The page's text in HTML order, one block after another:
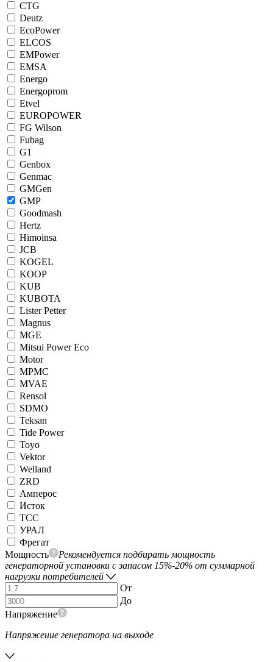
CTG
Deutz
EcoPower
ELCOS
EMPower
EMSA
Energo
Energoprom
Etvel
EUROPOWER
FG Wilson
Fubag
G1
Genbox
Genmac
GMGen
GMP
Goodmash
Hertz
Himoinsa
JCB
KOGEL
KOOP
KUB
KUBOTA
Lister Petter
Magnus
MGE
Mitsui Power Eco
Motor
MPMC
MVAE
Rensol
SDMO
Teksan
Tide Power
Toyo
Vektor
Welland
ZRD
Амперос
Исток
ТСС
УРАЛ
Фрегат
Мощность
Рекомендуется подбирать мощность
генераторной установки с запасом 15%-20% от суммарной
нагрузки потребителей
От
До
Напряжение
Напряжение генератора на выходе